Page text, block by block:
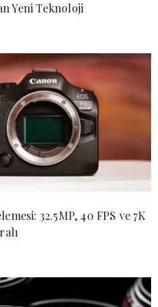
Yeni Teknoloji
32.5MP, 40 FPS ve 7K